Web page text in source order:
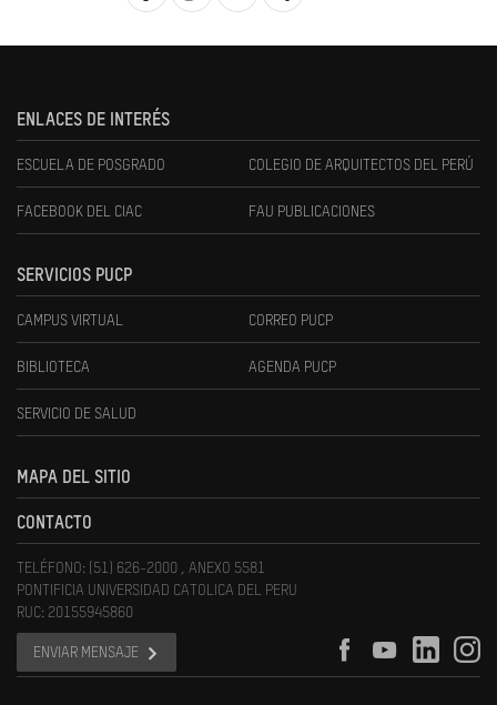
ENLACES DE INTERÉS
ESCUELA DE POSGRADO COLEGIO DE ARQUITECTOS DEL PERÚ
FACEBOOK DEL CIAC FAU PUBLICACIONES
SERVICIOS PUCP
CAMPUS VIRTUAL CORREO PUCP
BIBLIOTECA AGENDA PUCP
SERVICIO DE SALUD
MAPA DEL SITIO
CONTACTO
TELÉFONO: (51) 626-2000 , ANEXO 5581
PONTIFICIA UNIVERSIDAD CATOLICA DEL PERU
RUC: 20155945860
ENVIAR MENSAJE